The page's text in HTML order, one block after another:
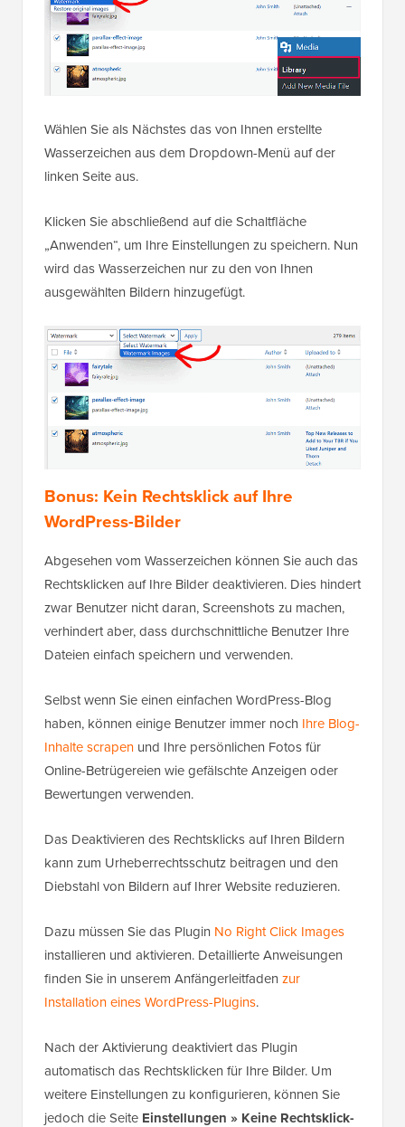
Wählen Sie als Nächstes das von Ihnen erstellte
Wasserzeichen aus dem Dropdown-Menü auf der
linken Seite aus.
Klicken Sie abschließend auf die Schaltfläche
„Anwenden“, um Ihre Einstellungen zu speichern. Nun
wird das Wasserzeichen nur zu den von Ihnen
ausgewählten Bildern hinzugefügt.
Bonus: Kein Rechtsklick auf Ihre
WordPress-Bilder
Abgesehen vom Wasserzeichen können Sie auch das
Rechtsklicken auf Ihre Bilder deaktivieren. Dies hindert
zwar Benutzer nicht daran, Screenshots zu machen,
verhindert aber, dass durchschnittliche Benutzer Ihre
Dateien einfach speichern und verwenden.
Selbst wenn Sie einen einfachen WordPress-Blog
haben, können einige Benutzer immer noch Ihre Blog-
Inhalte scrapen und Ihre persönlichen Fotos für
Online-Betrügereien wie gefälschte Anzeigen oder
Bewertungen verwenden.
Das Deaktivieren des Rechtsklicks auf Ihren Bildern
kann zum Urheberrechtsschutz beitragen und den
Diebstahl von Bildern auf Ihrer Website reduzieren.
Dazu müssen Sie das Plugin No Right Click Images
installieren und aktivieren. Detaillierte Anweisungen
finden Sie in unserem Anfängerleitfaden zur
Installation eines WordPress-Plugins.
Nach der Aktivierung deaktiviert das Plugin
automatisch das Rechtsklicken für Ihre Bilder. Um
weitere Einstellungen zu konfigurieren, können Sie
jedoch die Seite Einstellungen » Keine Rechtsklick-